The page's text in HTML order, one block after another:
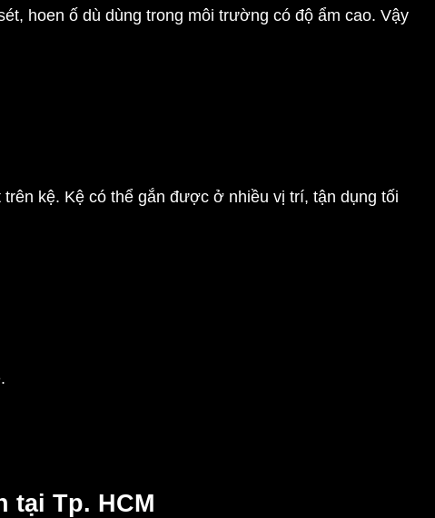
hoen ố dù dùng trong môi trường có độ ẩm cao. Vậy
kệ. Kệ có thể gắn được ở nhiều vị trí, tận dụng tối
tại Tp. HCM